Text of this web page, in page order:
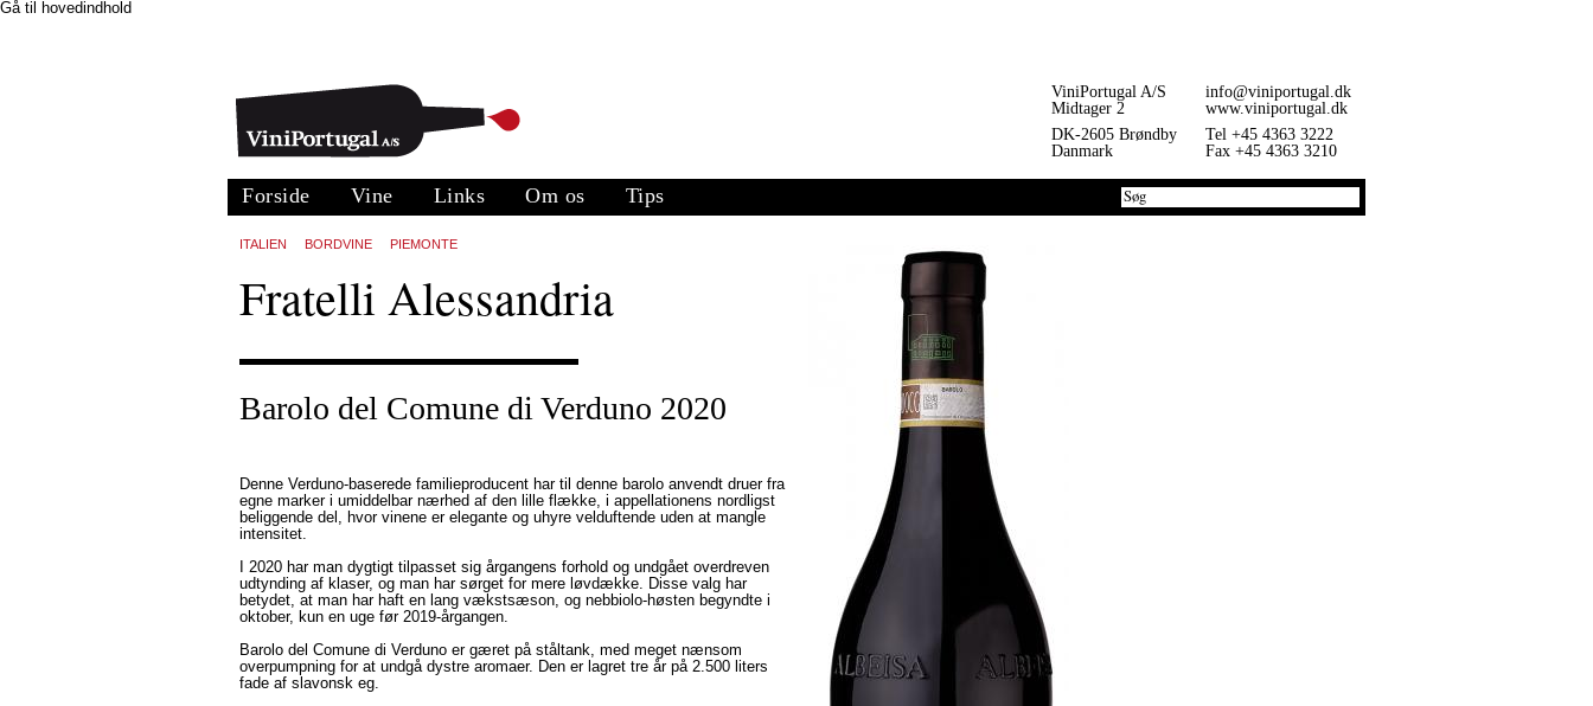
Gå til hovedindhold
ViniPortugal A/S
Midtager 2
DK-2605 Brøndby
Danmark
info@viniportugal.dk
www.viniportugal.dk
Tel +45 4363 3222
Fax +45 4363 3210
Forside Vine Links Om os Tips
ITALIEN BORDVINE PIEMONTE
Fratelli Alessandria
Barolo del Comune di Verduno 2020
Denne Verduno-baserede familieproducent har til denne barolo anvendt druer fra
egne marker i umiddelbar nærhed af den lille flække, i appellationens nordligst
beliggende del, hvor vinene er elegante og uhyre velduftende uden at mangle
intensitet.
I 2020 har man dygtigt tilpasset sig årgangens forhold og undgået overdreven
udtynding af klaser, og man har sørget for mere løvdække. Disse valg har
betydet, at man har haft en lang vækstsæson, og nebbiolo-høsten begyndte i
oktober, kun en uge før 2019-årgangen.
Barolo del Comune di Verduno er gæret på ståltank, med meget nænsom
overpumpning for at undgå dystre aromaer. Den er lagret tre år på 2.500 liters
fade af slavonsk eg.